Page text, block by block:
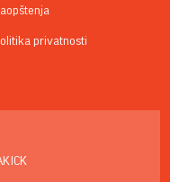
privatnosti